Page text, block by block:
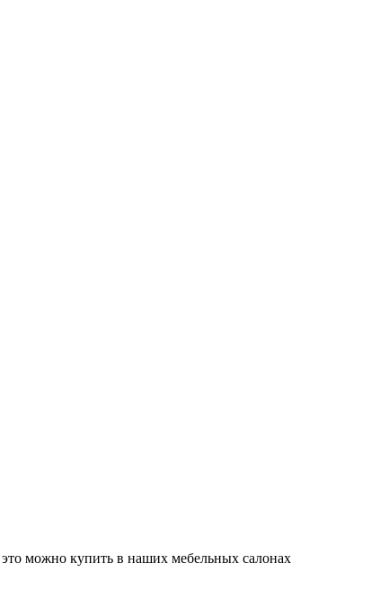
можно купить в наших мебельных салонах